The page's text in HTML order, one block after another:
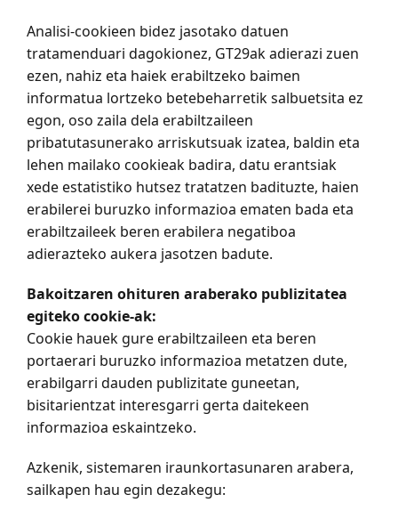
Analisi-cookieen bidez jasotako datuen
tratamenduari dagokionez, GT29ak adierazi zuen
ezen, nahiz eta haiek erabiltzeko baimen
informatua lortzeko betebeharretik salbuetsita ez
egon, oso zaila dela erabiltzaileen
pribatutasunerako arriskutsuak izatea, baldin eta
lehen mailako cookieak badira, datu erantsiak
xede estatistiko hutsez tratatzen badituzte, haien
erabilerei buruzko informazioa ematen bada eta
erabiltzaileek beren erabilera negatiboa
adierazteko aukera jasotzen badute.
Bakoitzaren ohituren araberako publizitatea
egiteko cookie-ak:
Cookie hauek gure erabiltzaileen eta beren
portaerari buruzko informazioa metatzen dute,
erabilgarri dauden publizitate guneetan,
bisitarientzat interesgarri gerta daitekeen
informazioa eskaintzeko.
Azkenik, sistemaren iraunkortasunaren arabera,
sailkapen hau egin dezakegu: